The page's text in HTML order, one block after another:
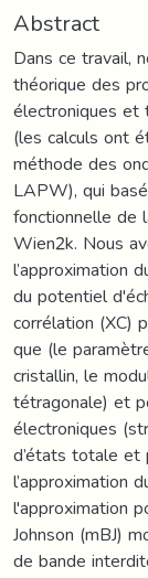
Abstract
Dans ce travail,
théorique des
électroniques et
(les calculs ont
méthode des
LAPW), qui
fonctionnelle de
Wien2k. Nous
l’approximation
du potentiel
corrélation (XC)
que (le
cristallin, le
tétragonale) et
électroniques
d’états totale
l’approximation
l'approximation
Johnson (mBJ)
de bande